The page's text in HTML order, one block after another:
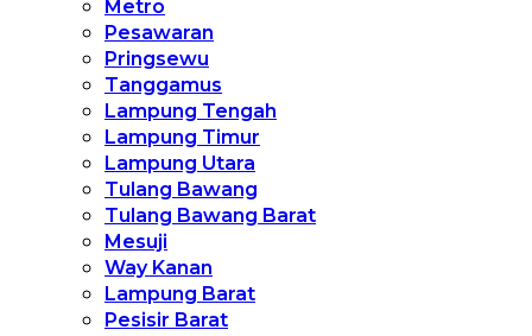
Metro
Pesawaran
Pringsewu
Tanggamus
Lampung Tengah
Lampung Timur
Lampung Utara
Tulang Bawang
Tulang Bawang Barat
Mesuji
Way Kanan
Lampung Barat
Pesisir Barat